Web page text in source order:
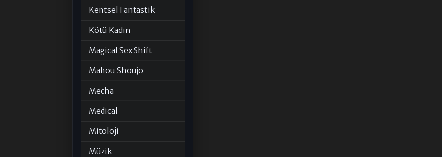
Kentsel Fantastik
Kötü Kadın
Magical Sex Shift
Mahou Shoujo
Mecha
Medical
Mitoloji
Müzik